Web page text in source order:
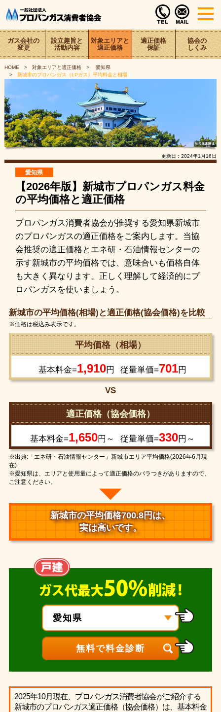
ガス会社の
変更
設立趣旨と
活動内容
対象エリアと
適正価格
適正価格
保証
協会の
しくみ
HOME 対象エリアと適正価格
愛知県
新城市のプロパンガス（LPガス）平均料金と相場
更新日： 2024年1月16日
愛知県
【2026年版】新城市プロパンガス料金
の平均価格と適正価格
プロパンガス消費者協会が推奨する愛知県新城市
のプロパンガスの適正価格をご案内します。当協
会推奨の適正価格とエネ研・石油情報センターの
示す新城市の平均価格では、意味合いも価格自体
も大きく異なります。正しく理解して経済的にプ
ロパンガスを使いましょう。
新城市の平均価格(相場)と適正価格(協会価格)を比較
※価格は税込み表示です。
平均価格（相場）
基本料金=1,910円 従量単価=701円
VS
適正価格（協会価格）
基本料金=1,650円～ 従量単価=330円～
※出典:「エネ研・石油情報センター」新城市エリア平均価格(2026年6月現
在)
※愛知県は、エリアと使用量によって適正価格のバラつきがありますので、
ご注意ください。
新城市の平均価格700.8円は、
実は高いです。
2025年10月現在、プロパンガス消費者協会がご紹介する
新城市のプロパンガス適正価格（協会価格）は、基本料金